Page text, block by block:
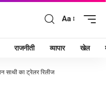
Aa
राजनीती व्यापार खेल
साथी का ट्रेलर रिलीज